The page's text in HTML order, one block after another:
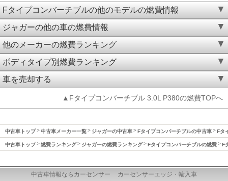
Fタイプコンバーチブルの他のモデルの燃費情報
ジャガーの他の車の燃費情報
他のメーカーの燃費ランキング
ボディタイプ別燃費ランキング
車を売却する
▲Fタイプコンバーチブル 3.0L P380の燃費TOPへ
中古車トップ 中古車メーカー一覧 ジャガーの中古車 Fタイプコンバーチブルの中古車 Fタ
中古車トップ 燃費ランキング ジャガーの燃費ランキング Fタイプコンバーチブルの燃費 F
中古車情報ならカーセンサー
カーセンサーエッジ・輸入車